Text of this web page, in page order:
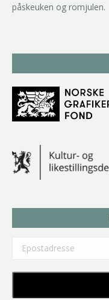
påskeuken og romjulen.